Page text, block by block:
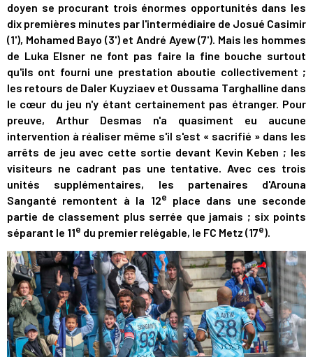
doyen se procurant trois énormes opportunités dans les
dix premières minutes par l'intermédiaire de Josué Casimir
(1'), Mohamed Bayo (3') et André Ayew (7'). Mais les hommes
de Luka Elsner ne font pas faire la fine bouche surtout
qu'ils ont fourni une prestation aboutie collectivement ;
les retours de Daler Kuyziaev et Oussama Targhalline dans
le cœur du jeu n'y étant certainement pas étranger. Pour
preuve, Arthur Desmas n'a quasiment eu aucune
intervention à réaliser même s'il s'est « sacrifié » dans les
arrêts de jeu avec cette sortie devant Kevin Keben ; les
visiteurs ne cadrant pas une tentative. Avec ces trois
unités supplémentaires, les partenaires d'Arouna
Sanganté remontent à la 12e
place dans une seconde
partie de classement plus serrée que jamais ; six points
séparant le 11e du premier relégable, le FC Metz (17e).